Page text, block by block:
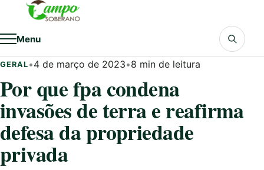
Pular para o conteúdo
Menu
GERAL •4 de março de 2023•8 min de leitura
Por que fpa condena
invasões de terra e reafirma
defesa da propriedade
privada